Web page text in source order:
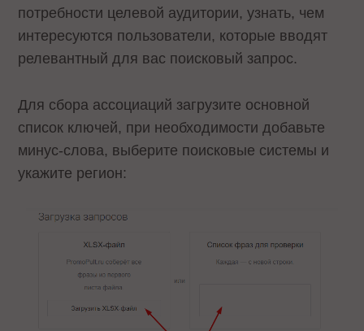
потребности целевой аудитории, узнать, чем
интересуются пользователи, которые вводят
релевантный для вас поисковый запрос.
Для сбора ассоциаций загрузите основной
список ключей, при необходимости добавьте
минус-слова, выберите поисковые системы и
укажите регион: